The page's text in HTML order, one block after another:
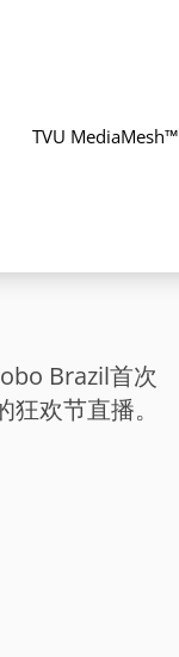
TVU MediaMesh™
Brazil首次
欢节直播。